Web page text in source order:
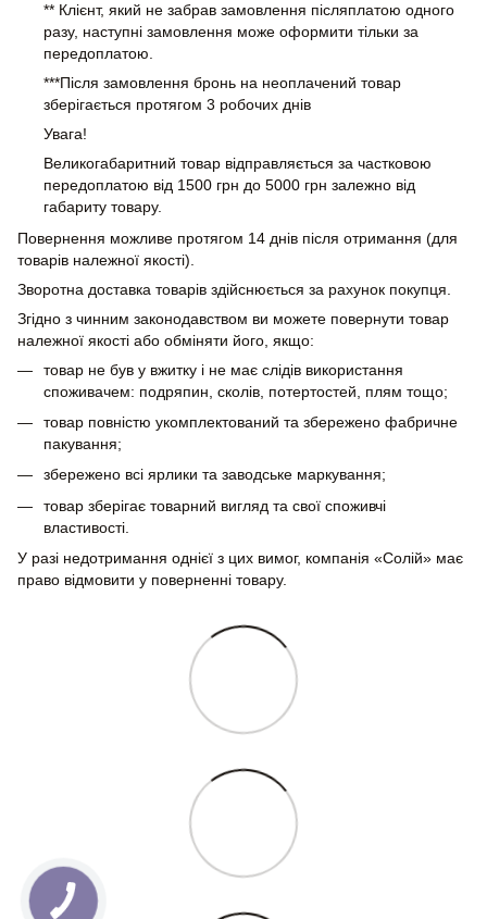
** Клієнт, який не забрав замовлення післяплатою одного
разу, наступні замовлення може оформити тільки за
передоплатою.
***Після замовлення бронь на неоплачений товар
зберігається протягом 3 робочих днів
Увага!
Великогабаритний товар відправляється за частковою
передоплатою від 1500 грн до 5000 грн залежно від
габариту товару.
Повернення можливе протягом 14 днів після отримання (для
товарів належної якості).
Зворотна доставка товарів здійснюється за рахунок покупця.
Згідно з чинним законодавством ви можете повернути товар
належної якості або обміняти його, якщо:
товар не був у вжитку і не має слідів використання
споживачем: подряпин, сколів, потертостей, плям тощо;
товар повністю укомплектований та збережено фабричне
пакування;
збережено всі ярлики та заводське маркування;
товар зберігає товарний вигляд та свої споживчі
властивості.
У разі недотримання однієї з цих вимог, компанія «Солій» має
право відмовити у поверненні товару.